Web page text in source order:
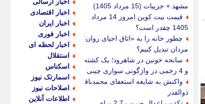
مشهد + جزییات (15 مرداد 1405)
قیمت بیت کوین امروز 14 مرداد
1405 چقدر است؟
چطور خانه را به «اتاق احیای روان»
مردان تبدیل کنیم؟
سانحه خونین در شاهرود؛ یک کشته
و 4 زخمی در واژگونی سواری چینی
واکنش به شایعه استعفای محمدباقر
ذوالقدر
اخبار اقتصادی
اخبار ایران
اخبار فوری
اخبار لحظه ای
استقلال
اسکناس
اسمارتک نیوز
اصلاحات نیوز
اطلاعات آنلاین